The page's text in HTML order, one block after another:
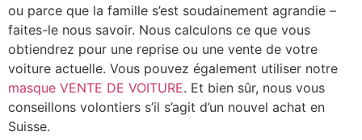
ou parce que la famille s’est soudainement agrandie –
faites-le nous savoir. Nous calculons ce que vous
obtiendrez pour une reprise ou une vente de votre
voiture actuelle. Vous pouvez également utiliser notre
masque VENTE DE VOITURE. Et bien sûr, nous vous
conseillons volontiers s’il s’agit d’un nouvel achat en
Suisse.